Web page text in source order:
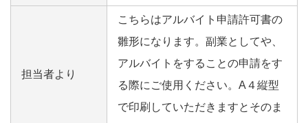
担当者より
こちらはアルバイト申請許可書の
雛形になります。副業としてや、
アルバイトをすることの申請をす
る際にご使用ください。A４縦型
で印刷していただきますとそのま